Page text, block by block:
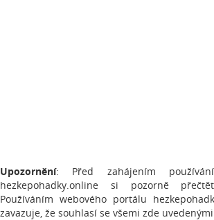
Upozornění: Před zahájením
hezkepohadky.online si pozorně
Používáním webového portálu
zavazuje, že souhlasí se všemi zde